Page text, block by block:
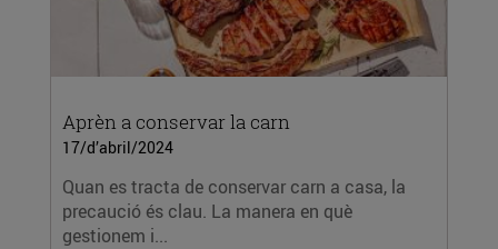
Aprèn a conservar la carn
17/d’abril/2024
Quan es tracta de conservar carn a casa, la
precaució és clau. La manera en què
gestionem i...